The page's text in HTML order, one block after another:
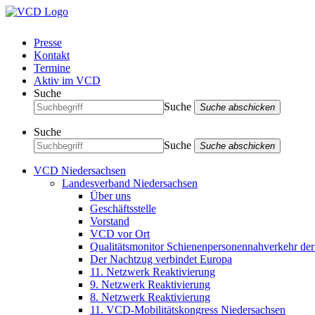
Presse
Kontakt
Termine
Aktiv im VCD
Suche
Suche
Suche abschicken
Suche
Suche
Suche abschicken
VCD Niedersachsen
Landesverband Niedersachsen
Über uns
Geschäftsstelle
Vorstand
VCD vor Ort
Qualitätsmonitor Schienenpersonennahverkehr
Der Nachtzug verbindet Europa
11. Netzwerk Reaktivierung
9. Netzwerk Reaktivierung
8. Netzwerk Reaktivierung
11. VCD-Mobilitätskongress Niedersachsen